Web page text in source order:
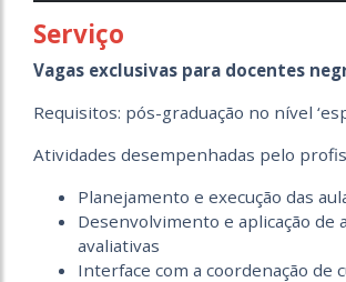
Serviço
Vagas exclusivas para docentes
Requisitos: pós-graduação no nível
Atividades desempenhadas pelo
Planejamento e execução das
Desenvolvimento e aplicação de
avaliativas
Interface com a coordenação de